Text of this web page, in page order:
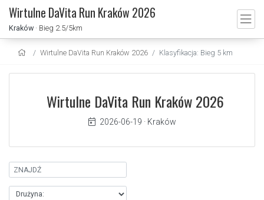
Wirtulne DaVita Run Kraków 2026
Kraków · Bieg 2.5/5km
Wirtulne DaVita Run Kraków 2026 Klasyfikacja: Bieg 5 km
Wirtulne DaVita Run Kraków 2026
2026-06-19 · Kraków